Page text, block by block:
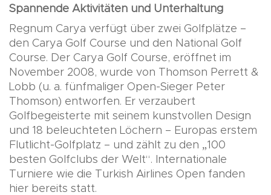
Spannende Aktivitäten und Unterhaltung
Regnum Carya verfügt über zwei Golfplätze –
den Carya Golf Course und den National Golf
Course. Der Carya Golf Course, eröffnet im
November 2008, wurde von Thomson Perrett &
Lobb (u. a. fünfmaliger Open-Sieger Peter
Thomson) entworfen. Er verzaubert
Golfbegeisterte mit seinem kunstvollen Design
und 18 beleuchteten Löchern – Europas erstem
Flutlicht-Golfplatz – und zählt zu den „100
besten Golfclubs der Welt“. Internationale
Turniere wie die Turkish Airlines Open fanden
hier bereits statt.